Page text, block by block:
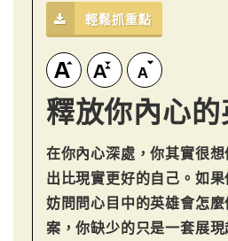
輕鬆抓重點
釋放你內心的
在你內心深處，你其實很
出比現實更好的自己。如
妨問問心目中的英雄會怎
案，你缺少的只是一套展現